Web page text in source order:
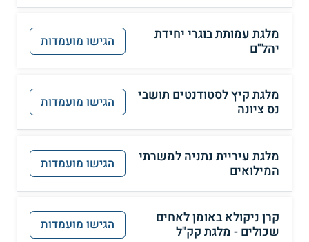
מלגת עמותת בוגרי יחידת
יהל"ם
הגישו מועמדות
מלגת קיץ לסטודנטים תושבי
נס ציונה
הגישו מועמדות
מלגת עיריית נתניה למשרתי
המילואים
הגישו מועמדות
קרן ניקולא באומן לאחים
שכולים - מלגת קק"ל
הגישו מועמדות